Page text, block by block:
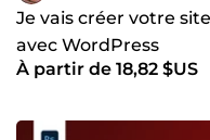
Je vais créer votre
avec WordPress
À partir de 18,82 $US